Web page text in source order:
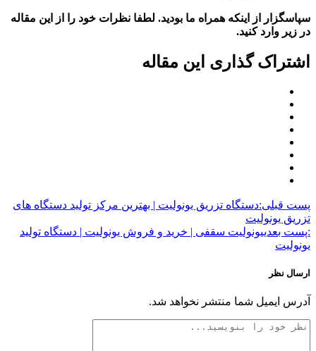
سپاسگزار از اینکه همراه ما بودید. لطفا نظرات خود را از این مقاله
در زیر وارد کنید.
اشتراک گذاری این مقاله
پست قبلی:دستگاه تزریق یونولیت | بهترین مرکز تولید دستگاه های
تزریق یونولیت
:پست بعدییونولیت سقفی | خرید و فروش یونولیت | دستگاه تولید
یونولیت
ارسال نظر
آدرس ایمیل شما منتشر نخواهد شد.